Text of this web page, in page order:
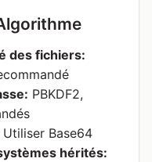
des fichiers:
PBKDF2,
Utiliser Base64
hérités: